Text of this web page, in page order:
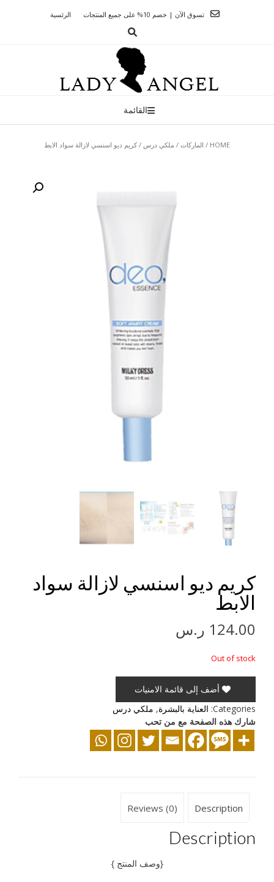
الرئسية تسوق الآن | خصم 10% على جميع المنتجات
القائمة
HOME
/ الماركات / ملكي درس / كريم ديو اسنسي لازالة سواد الابط
كريم ديو اسنسي لازالة سواد
الابط
124.00 ر.س
Out of stock
أضف إلى قائمة الامنيات
Categories: العناية بالبشرة, ملكي درس
شارك هذه الصفحة مع من تحب
Description
Reviews (0)
Description
{وصف المنتج }